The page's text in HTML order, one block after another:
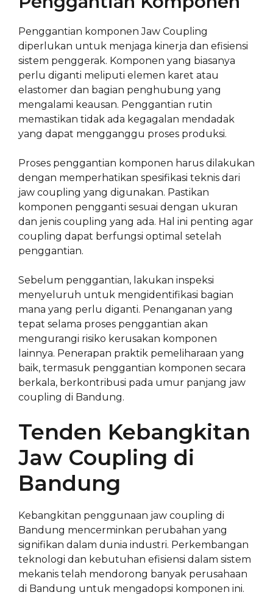
Penggantian komponen Jaw Coupling
diperlukan untuk menjaga kinerja dan efisiensi
sistem penggerak. Komponen yang biasanya
perlu diganti meliputi elemen karet atau
elastomer dan bagian penghubung yang
mengalami keausan. Penggantian rutin
memastikan tidak ada kegagalan mendadak
yang dapat mengganggu proses produksi.
Proses penggantian komponen harus dilakukan
dengan memperhatikan spesifikasi teknis dari
jaw coupling yang digunakan. Pastikan
komponen pengganti sesuai dengan ukuran
dan jenis coupling yang ada. Hal ini penting agar
coupling dapat berfungsi optimal setelah
penggantian.
Sebelum penggantian, lakukan inspeksi
menyeluruh untuk mengidentifikasi bagian
mana yang perlu diganti. Penanganan yang
tepat selama proses penggantian akan
mengurangi risiko kerusakan komponen
lainnya. Penerapan praktik pemeliharaan yang
baik, termasuk penggantian komponen secara
berkala, berkontribusi pada umur panjang jaw
coupling di Bandung.
Tenden Kebangkitan
Jaw Coupling di
Bandung
Kebangkitan penggunaan jaw coupling di
Bandung mencerminkan perubahan yang
signifikan dalam dunia industri. Perkembangan
teknologi dan kebutuhan efisiensi dalam sistem
mekanis telah mendorong banyak perusahaan
di Bandung untuk mengadopsi komponen ini.